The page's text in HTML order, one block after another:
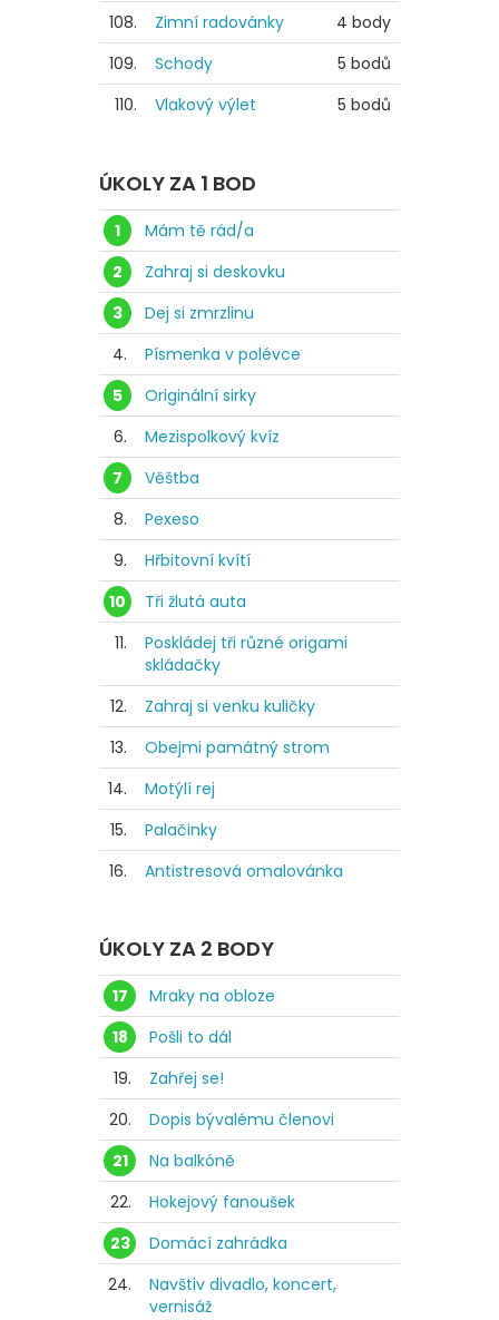
108.
Zimní radovánky
4 body
109.
Schody
5 bodů
110.
Vlakový výlet 5 bodů
ÚKOLY ZA 1 BOD
1
Mám tě rád/a
2
Zahraj si deskovku
3
Dej si zmrzlinu
4.
Písmenka v polévce
5
Originální sirky
6.
Mezispolkový kvíz
7
Věštba
8.
Pexeso
9.
Hřbitovní kvítí
10
Tři žlutá auta
11.
Poskládej tři různé origami
skládačky
12.
Zahraj si venku kuličky
13.
Obejmi památný strom
14.
Motýlí rej
15.
Palačinky
16.
Antistresová omalovánka
ÚKOLY ZA 2 BODY
17
Mraky na obloze
18
Pošli to dál
19.
Zahřej se!
20.
Dopis bývalému členovi
21
Na balkóně
22.
Hokejový fanoušek
23
Domácí zahrádka
24.
Navštiv divadlo, koncert,
vernisáž